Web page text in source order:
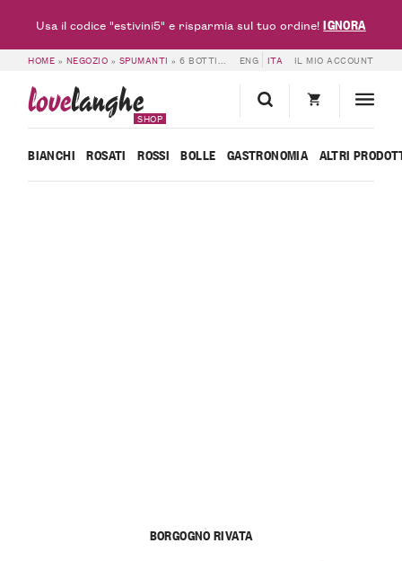
HOME » NEGOZIO » SPUMANTI »6 BOTTIGLIE DI SIDRO DI PERE SIDRÉ – BORGOGNO RIVATA ENG ITA IL MIO ACCOUNT
lovelanghe
SHOP
BIANCHI ROSATI ROSSI BOLLE GASTRONOMIA ALTRI
BORGOGNO RIVATA
Usa il codice "estivini5" e risparmia sul tuo ordine!IGNORA